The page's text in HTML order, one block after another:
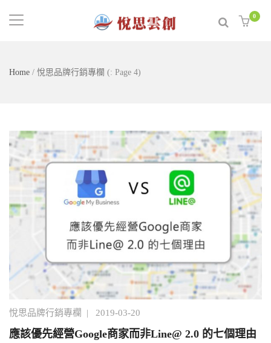
0
Home / 悅思品牌行銷專欄 (: Page 4)
悅思品牌行銷專欄 | 2019-03-20
應該優先經營Google商家而非Line@ 2.0 的七個理由